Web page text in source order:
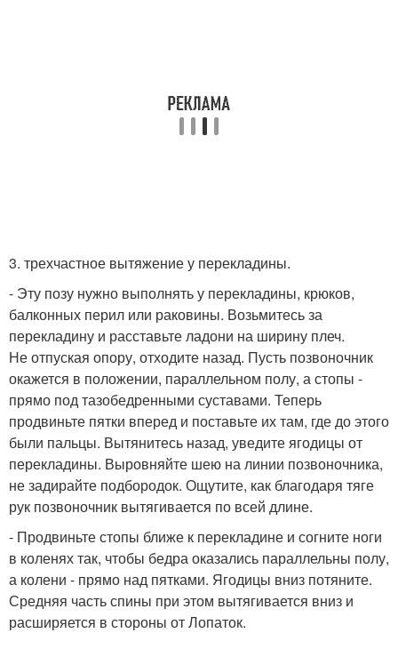
3. трехчастное вытяжение у перекладины.
- Эту позу нужно выполнять у перекладины, крюков,
балконных перил или раковины. Возьмитесь за
перекладину и расставьте ладони на ширину плеч.
Не отпуская опору, отходите назад. Пусть позвоночник
окажется в положении, параллельном полу, а стопы -
прямо под тазобедренными суставами. Теперь
продвиньте пятки вперед и поставьте их там, где до этого
были пальцы. Вытянитесь назад, уведите ягодицы от
перекладины. Выровняйте шею на линии позвоночника,
не задирайте подбородок. Ощутите, как благодаря тяге
рук позвоночник вытягивается по всей длине.
- Продвиньте стопы ближе к перекладине и согните ноги
в коленях так, чтобы бедра оказались параллельны полу,
а колени - прямо над пятками. Ягодицы вниз потяните.
Средняя часть спины при этом вытягивается вниз и
расширяется в стороны от Лопаток.